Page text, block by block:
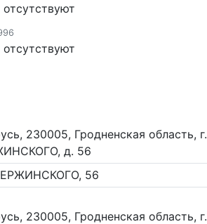
230005, Гродненская область, г.
д. 56
56
230005, Гродненская область, г.